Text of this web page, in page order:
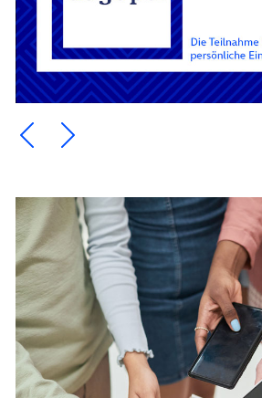
Ein Element zurück blättern
Ein Element weiter blättern